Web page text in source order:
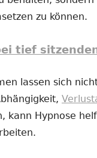
zu können.
tief
lassen sich
kann Hypnose